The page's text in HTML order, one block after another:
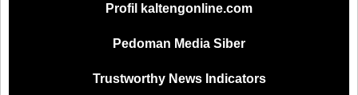
Profil kaltengonline.com
Pedoman Media Siber
Trustworthy News Indicators